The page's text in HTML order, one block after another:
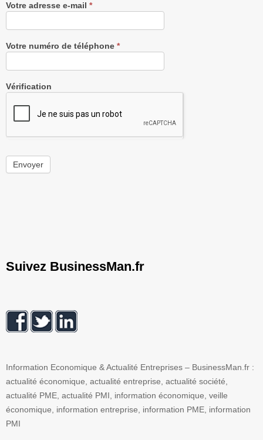
Votre adresse e-mail *
Votre numéro de téléphone *
Vérification
Envoyer
Suivez BusinessMan.fr
Information Economique & Actualité Entreprises – BusinessMan.fr :
actualité économique, actualité entreprise, actualité société,
actualité PME, actualité PMI, information économique, veille
économique, information entreprise, information PME, information
PMI